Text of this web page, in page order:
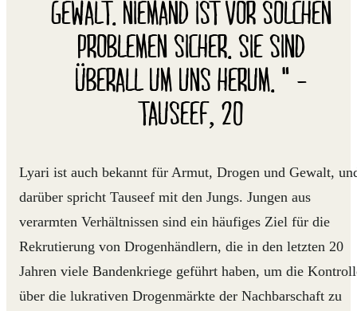
GEWALT. NIEMAND IST VOR SOLCHEN
PROBLEMEN SICHER. SIE SIND
ÜBERALL UM UNS HERUM. " -
TAUSEEF, 20
Lyari ist auch bekannt für Armut, Drogen und Gewalt,
darüber spricht Tauseef mit den Jungs. Jungen aus
verarmten Verhältnissen sind ein häufiges Ziel für die
Rekrutierung von Drogenhändlern, die in den letzten 20
Jahren viele Bandenkriege geführt haben, um die
über die lukrativen Drogenmärkte der Nachbarschaft zu